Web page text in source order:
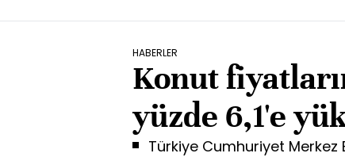
HABERLER
Konut
yüzde 6,1'e
Türkiye Cumhuriyet Merkez